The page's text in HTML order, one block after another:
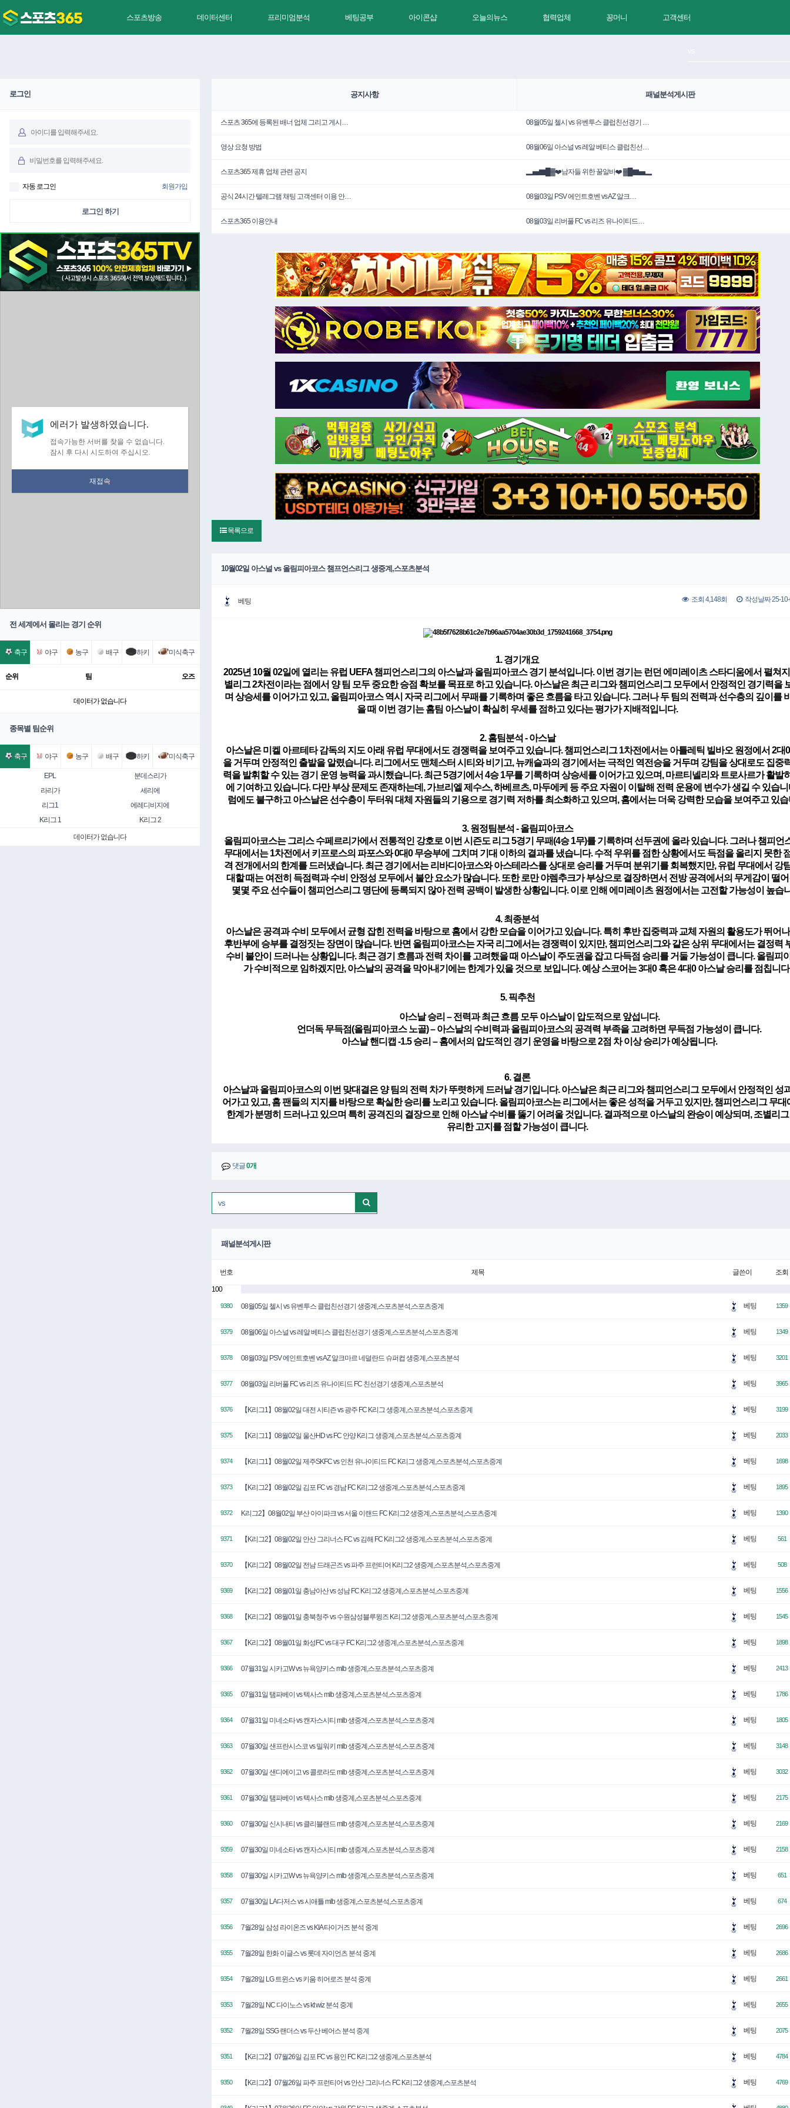
스포츠방송 데이터센터 프리미엄분석 베팅공부 아이콘샵 오늘의뉴스 협력업체 꽁머니 고객센터
로그인
자동 로그인 회원가입
로그인 하기
전 세계에서 몰리는 경기 순위
축구 야구 농구 배구 하키 미식축구
순위 팀 오즈
데이터가 없습니다
종목별 팀순위
축구 야구 농구 배구 하키 미식축구
EPL
분데스리가
라리가
세리에
리그1
에레디비지에
K리그 1
K리그 2
데이터가 없습니다
공지사항 패널분석게시판
스포츠 365에 등록된 배너 업체 그리고 게시…
영상 요청 방법
스포츠365 제휴 업체 관련 공지
공식 24시간 텔레그램 채팅 고객센터 이용 안…
스포츠365 이용안내
08월05일 첼시 vs 유벤투스 클럽친선경기 …
08월06일 아스널 vs 레알 베티스 클럽친선…
▂▅▇█▓❤️남자들 위한 꿀알바❤️ ▓█▇▅▂
08월03일 PSV 에인트호벤 vs AZ 알크…
08월03일 리버풀 FC vs 리즈 유나이티드…
목록으로
10월02일 아스널 vs 올림피아코스 챔프언스리그 생중계,스포츠분석
베팅 조회 4,148회 작성날짜 25-
1. 경기개요
2025년 10월 02일에 열리는 유럽 UEFA 챔피언스리그의 아스날과 올림피아코스 경기 분석입니다. 이번 경기는 런던 에미레이츠 스타디움에서 펼쳐
별리그 2차전이라는 점에서 양 팀 모두 중요한 승점 확보를 목표로 하고 있습니다.아스날은 최근 리그와 챔피언스리그 모두에서 안정적인 경기력을
며 상승세를 이어가고 있고, 올림피아코스 역시 자국 리그에서 무패를 기록하며 좋은 흐름을 타고 있습니다. 그러나 두 팀의 전력과 선수층의 깊이를
을 때 이번 경기는 홈팀 아스날이 확실히 우세를 점하고 있다는 평가가 지배적입니다.
2. 홈팀분석 -아스날
아스날은 미켈 아르테타 감독의 지도 아래 유럽 무대에서도 경쟁력을 보여주고 있습니다. 챔피언스리그 1차전에서는 아틀레틱 빌바오 원정에서 2대
을 거두며 안정적인 출발을 알렸습니다. 리그에서도 맨체스터 시티와 비기고, 뉴캐슬과의 경기에서는 극적인 역전승을 거두며 강팀을 상대로도 집중
력을 발휘할 수 있는 경기 운영 능력을 과시했습니다. 최근 5경기에서 4승 1무를 기록하며 상승세를 이어가고 있으며, 마르티넬리와 트로사르가 활발
에 기여하고 있습니다. 다만 부상 문제도 존재하는데,가브리엘 제수스, 하베르츠, 마두에케 등 주요 자원이 이탈해 전력 운용에 변수가 생길 수 있습니
럼에도 불구하고 아스날은 선수층이 두터워 대체 자원들의 기용으로 경기력 저하를 최소화하고 있으며, 홈에서는 더욱 강력한 모습을 보여주고 있습
3. 원정팀분석 - 올림피아코스
올림피아코스는 그리스 수페르리가에서 전통적인 강호로 이번 시즌도 리그 5경기 무패(4승 1무)를 기록하며 선두권에 올라 있습니다. 그러나 챔피언
무대에서는 1차전에서 키프로스의 파포스와 0대0 무승부에 그치며 기대 이하의 결과를 냈습니다. 수적 우위를 점한 상황에서도 득점을 올리지 못한
격 전개에서의 한계를 드러냈습니다. 최근 경기에서는 리바디아코스와 아스테라스를 상대로 승리를 거두며 분위기를 회복했지만,유럽 무대에서 강
대할 때는 여전히 득점력과 수비 안정성 모두에서 불안 요소가 많습니다. 또한 로만 야렘추크가 부상으로 결장하면서 전방 공격에서의 무게감이 떨
몇몇 주요 선수들이 챔피언스리그 명단에 등록되지 않아 전력 공백이 발생한 상황입니다. 이로 인해 에미레이츠 원정에서는 고전할 가능성이 높습
4. 최종분석
아스날은공격과 수비 모두에서 균형 잡힌 전력을 바탕으로 홈에서 강한 모습을 이어가고 있습니다. 특히 후반 집중력과 교체 자원의 활용도가 뛰어
후반부에 승부를 결정짓는 장면이 많습니다. 반면 올림피아코스는 자국 리그에서는 경쟁력이 있지만, 챔피언스리그와 같은 상위 무대에서는 결정력
수비 불안이 드러나는 상황입니다. 최근 경기 흐름과 전력 차이를 고려했을 때 아스날이 주도권을 잡고 다득점 승리를 거둘 가능성이 큽니다. 올림피
가 수비적으로 임하겠지만,아스날의 공격을 막아내기에는 한계가 있을 것으로 보입니다. 예상 스코어는 3대0 혹은 4대0아스날승리를 점칩니
5. 픽추천
아스날승리 – 전력과 최근 흐름 모두아스날이 압도적으로 앞섭니다.
언더독 무득점(올림피아코스 노골)–아스날의 수비력과 올림피아코스의 공격력 부족을 고려하면 무득점 가능성이 큽니다.
아스날핸디캡 -1.5 승리 – 홈에서의 압도적인 경기 운영을 바탕으로 2점 차 이상 승리가 예상됩니다.
6. 결론
아스날과 올림피아코스의 이번 맞대결은 양 팀의 전력 차가 뚜렷하게 드러날 경기입니다.아스날은 최근 리그와 챔피언스리그 모두에서 안정적인 성
어가고 있고, 홈 팬들의 지지를 바탕으로 확실한 승리를 노리고 있습니다. 올림피아코스는 리그에서는 좋은 성적을 거두고 있지만, 챔피언스리그 무대
한계가 분명히 드러나고 있으며 특히 공격진의 결장으로 인해 아스날수비를 뚫기 어려울 것입니다. 결과적으로 아스날의 완승이 예상되며, 조별리
유리한 고지를 점할 가능성이 큽니다.
댓글0개
패널분석게시판
번호 제목 글쓴이 조회
100
9380 08월05일 첼시 vs 유벤투스 클럽친선경기 생중계,스포츠분석,스포츠중계 베팅 1359
9379 08월06일 아스널 vs 레알 베티스 클럽친선경기 생중계,스포츠분석,스포츠중계 베팅 1349
9378 08월03일 PSV 에인트호벤 vs AZ 알크마르 네덜란드 슈퍼컵 생중계,스포츠분석 베팅 3201
9377 08월03일 리버풀 FC vs 리즈 유나이티드 FC 친선경기 생중계,스포츠분석 베팅 3965
9376 【K리그1】08월02일 대전 시티즌 vs 광주 FC K리그 생중계,스포츠분석,스포츠중계 베팅 3199
9375 【K리그1】08월02일 울산HD vs FC 안양 K리그 생중계,스포츠분석,스포츠중계 베팅 2033
9374 【K리그1】08월02일 제주SKFC vs 인천 유나이티드 FC K리그 생중계,스포츠분석,스포츠중계 베팅 1698
9373 【K리그2】08월02일 김포 FC vs 경남 FC K리그2 생중계,스포츠분석,스포츠중계 베팅 1895
9372 K리그2】08월02일 부산 아이파크 vs 서울 이랜드 FC K리그2 생중계,스포츠분석,스포츠중계 베팅 1390
9371 【K리그2】08월02일 안산 그리너스 FC vs 김해 FC K리그2 생중계,스포츠분석,스포츠중계 베팅 561
9370 【K리그2】08월02일 전남 드래곤즈 vs 파주 프런티어 K리그2 생중계,스포츠분석,스포츠중계 베팅 508
9369 【K리그2】08월01일 충남아산 vs 성남 FC K리그2 생중계,스포츠분석,스포츠중계 베팅 1556
9368 【K리그2】08월01일 충북청주 vs 수원삼성블루윙즈 K리그2 생중계,스포츠분석,스포츠중계 베팅 1545
9367 【K리그2】08월01일 화성FC vs 대구 FC K리그2 생중계,스포츠분석,스포츠중계 베팅 1898
9366 07월31일 시카고W vs 뉴욕양키스 mlb 생중계,스포츠분석,스포츠중계 베팅 2413
9365 07월31일 탬파베이 vs 텍사스 mlb 생중계,스포츠분석,스포츠중계 베팅 1786
9364 07월31일 미네소타 vs 캔자스시티 mlb 생중계,스포츠분석,스포츠중계 베팅 1805
9363 07월30일 샌프란시스코 vs 밀워키 mlb 생중계,스포츠분석,스포츠중계 베팅 3148
9362 07월30일 샌디에이고 vs 콜로라도 mlb 생중계,스포츠분석,스포츠중계 베팅 3032
9361 07월30일 탬파베이 vs 텍사스 mlb 생중계,스포츠분석,스포츠중계 베팅 2175
9360 07월30일 신시내티 vs 클리블랜드 mlb 생중계,스포츠분석,스포츠중계 베팅 2169
9359 07월30일 미네소타 vs 캔자스시티 mlb 생중계,스포츠분석,스포츠중계 베팅 2158
9358 07월30일 시카고W vs 뉴욕양키스 mlb 생중계,스포츠분석,스포츠중계 베팅 651
9357 07월30일 LA다저스 vs 시애틀 mlb 생중계,스포츠분석,스포츠중계 베팅 674
9356 7월28일 삼성 라이온즈 vs KIA 타이거즈 분석 중계 베팅 2696
9355 7월28일 한화 이글스 vs 롯데 자이언츠 분석 중계 베팅 2686
9354 7월28일 LG 트윈스 vs 키움 히어로즈 분석 중계 베팅 2661
9353 7월28일 NC 다이노스 vs kt wiz 분석 중계 베팅 2655
9352 7월28일 SSG 랜더스 vs 두산 베어스 분석 중계 베팅 2075
9351 【K리그2】07월26일 김포 FC vs 용인 FC K리그2 생중계,스포츠분석 베팅 4784
9350 【K리그2】07월26일 파주 프런티어 vs 안산 그리너스 FC K리그2 생중계,스포츠분석 베팅 4769